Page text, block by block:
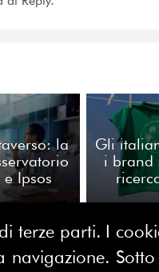
la
Ipsos
Gli
i brand
terze parti. I